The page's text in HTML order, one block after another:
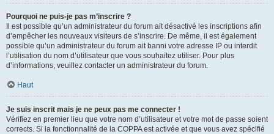
Pourquoi ne puis-je pas m’inscrire ?
Il est possible qu’un administrateur du forum ait désactivé les inscriptions afin
d’empêcher les nouveaux visiteurs de s’inscrire. De même, il est également
possible qu’un administrateur du forum ait banni votre adresse IP ou interdit
l’utilisation du nom d’utilisateur que vous souhaitez utiliser. Pour plus
d’informations, veuillez contacter un administrateur du forum.
Haut
Je suis inscrit mais je ne peux pas me connecter !
Vérifiez en premier lieu que votre nom d’utilisateur et votre mot de passe soient
corrects. Si la fonctionnalité de la COPPA est activée et que vous avez spécifié